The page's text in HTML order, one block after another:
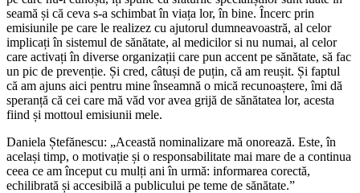
seamă și că ceva s-a schimbat în viața lor, în bine. Încerc prin
emisiunile pe care le realizez cu ajutorul dumneavoastră, al celor
implicați în sistemul de sănătate, al medicilor si nu numai, al celor
care activați în diverse organizații care pun accent pe sănătate, să fac
un pic de prevenție. Și cred, câtuși de puțin, că am reușit. Și faptul
că am ajuns aici pentru mine înseamnă o mică recunoaștere, îmi dă
speranță că cei care mă văd vor avea grijă de sănătatea lor, acesta
fiind și mottoul emisiunii mele.
Daniela Ștefănescu: „Această nominalizare mă onorează. Este, în
același timp, o motivație și o responsabilitate mai mare de a continua
ceea ce am început cu mulți ani în urmă: informarea corectă,
echilibrată și accesibilă a publicului pe teme de sănătate.”